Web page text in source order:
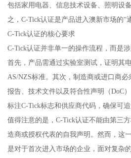
包括家用电器、信息技术设备、照明设
之，C-Tick认证是产品进入澳新市场的“
C-Tick认证的核心要求
C-Tick认证并非单一的操作流程，而是
首先，产品需通过实验室测试，证明其
AS/NZS标准。其次，制造商或进口商
报告、技术文件以及符合性声明（DoC
标注C-Tick标志和供应商代码，确保可追
值得注意的是，C-Tick认证不能由第三
造商或授权代表的自我声明。然而，这
是对于首次进入市场的企业，面对复杂